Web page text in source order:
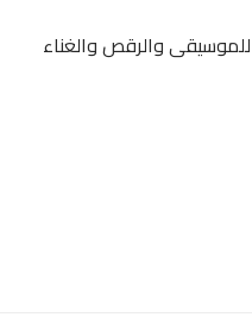
للموسيقى والرقص والغناء